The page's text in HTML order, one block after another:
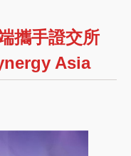
攜手證交所
Asia